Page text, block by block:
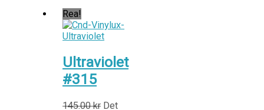
Rea!
Ultraviolet
#315
145.00kr Det